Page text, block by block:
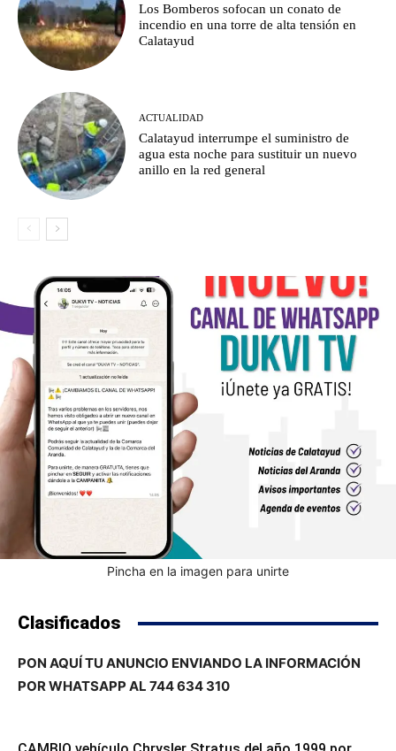
Los Bomberos sofocan un conato de
incendio en una torre de alta tensión en
Calatayud
ACTUALIDAD
Calatayud interrumpe el suministro de
agua esta noche para sustituir un nuevo
anillo en la red general
Pincha en la imagen para unirte
Clasificados
PON AQUÍ TU ANUNCIO ENVIANDO LA INFORMACIÓN
POR WHATSAPP AL 744 634 310